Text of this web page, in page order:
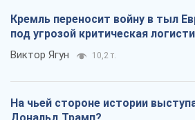
Кремль переносит войну в тыл
под угрозой критическая
Виктор Ягун 10,2 т.
На чьей стороне истории
Дональд Трамп?